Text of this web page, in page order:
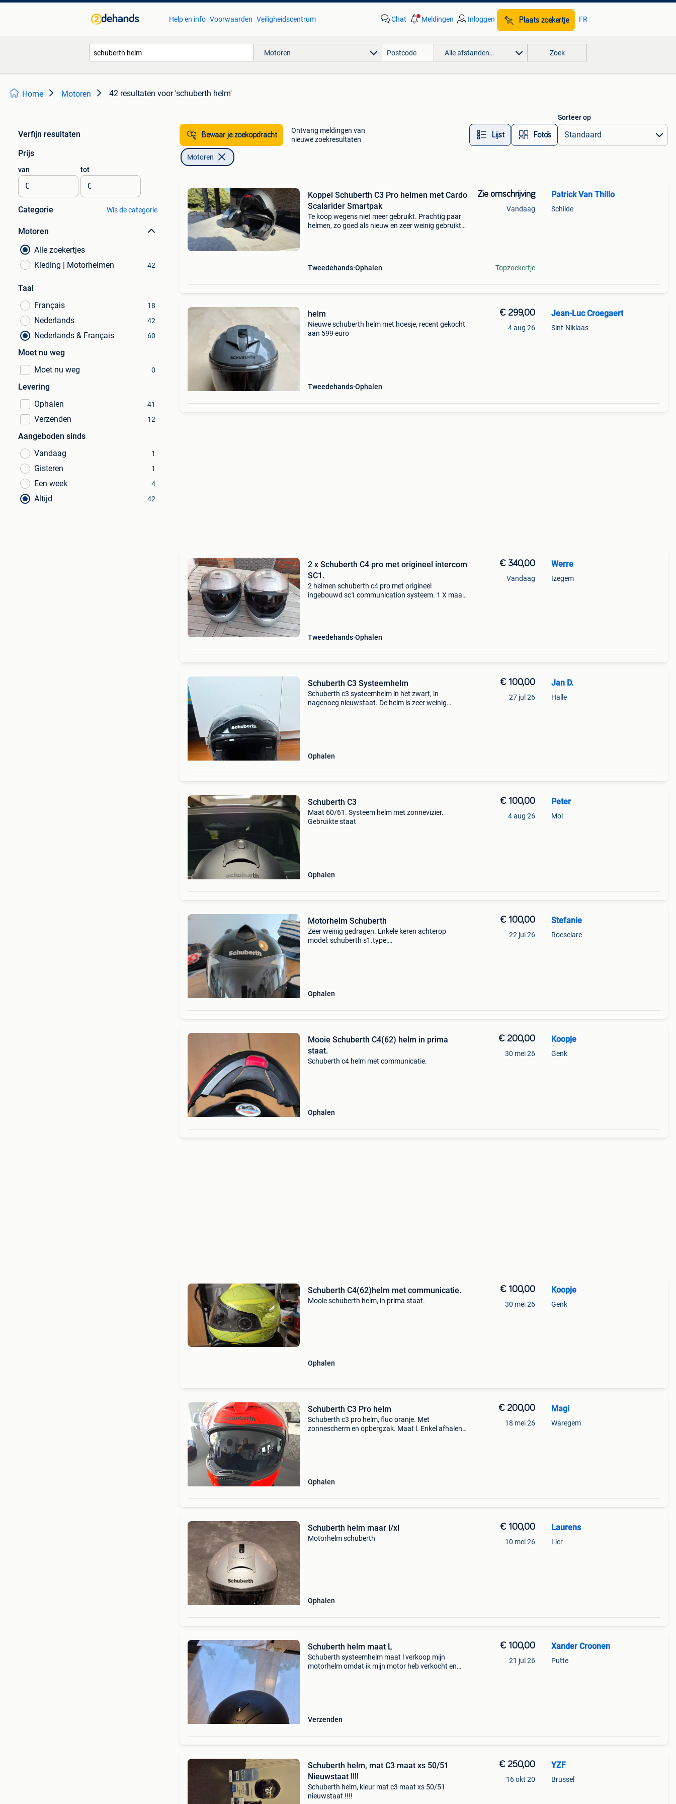
Help en info Voorwaarden Veiligheidscentrum Chat Meldingen Inloggen Plaats zoekertje FR
Motoren Alle afstanden… Zoek
Home Motoren 42 resultaten voor 'schuberth helm'
Verfijn resultaten
Prijs
van
€
tot
€
Categorie Wis de categorie
Motoren
Alle zoekertjes
Kleding | Motorhelmen
42
Taal
Français
18
Nederlands 42
Nederlands & Français 60
Moet nu weg
Moet nu weg
0
Levering
Ophalen
41
Verzenden 12
Aangeboden sinds
Vandaag
1
Gisteren 1
Een week 4
Altijd 42
Bewaar je zoekopdracht
Ontvang meldingen van
nieuwe zoekresultaten
Lijst Foto’s
Sorteer op
Motoren
Koppel Schuberth C3 Pro helmen met Cardo
Scalarider Smartpak
Te koop wegens niet meer gebruikt. Prachtig paar
helmen, zo goed als nieuw en zeer weinig gebruikt.
Tweedehands Ophalen
Zie omschrijving
Vandaag
Topzoekertje
Patrick Van Thillo
Schilde
helm
Nieuwe schuberth helm met hoesje, recent gekocht
aan 599 euro
Tweedehands Ophalen
€ 299,00
4 aug 26
Jean-Luc Croegaert
Sint-Niklaas
2 x Schuberth C4 pro met origineel intercom
SC1.
2 helmen schuberth c4 pro met origineel
ingebouwd sc1 communication systeem. 1 X maat
Tweedehands Ophalen
€ 340,00
Vandaag
Werre
Izegem
Schuberth C3 Systeemhelm
Schuberth c3 systeemhelm in het zwart, in
nagenoeg nieuwstaat. De helm is zeer weinig
Ophalen
€ 100,00
27 jul 26
Jan D.
Halle
Schuberth C3
Maat 60/61. Systeem helm met zonnevizier.
Gebruikte staat
Ophalen
€ 100,00
4 aug 26
Peter
Mol
Motorhelm Schuberth
Zeer weinig gedragen. Enkele keren achterop
model: schuberth s1.type:
Ophalen
€ 100,00
22 jul 26
Stefanie
Roeselare
Mooie Schuberth C4(62) helm in prima
staat.
Schuberth c4 helm met communicatie.
Ophalen
€ 200,00
30 mei 26
Koopje
Genk
Schuberth C4(62)helm met communicatie.
Mooie schuberth helm, in prima staat.
Ophalen
€ 100,00
30 mei 26
Koopje
Genk
Schuberth C3 Pro helm
Schuberth c3 pro helm, fluo oranje. Met
zonnescherm en opbergzak. Maat l. Enkel afhalen
Ophalen
€ 200,00
18 mei 26
Magi
Waregem
Schuberth helm maar l/xl
Motorhelm schuberth
Ophalen
€ 100,00
10 mei 26
Laurens
Lier
Schuberth helm maat L
Schuberth systeemhelm maat l verkoop mijn
motorhelm omdat ik mijn motor heb verkocht en
Verzenden
€ 100,00
21 jul 26
Xander Croonen
Putte
Schuberth helm, mat C3 maat xs 50/51
Nieuwstaat !!!!
Schuberth helm, kleur mat c3 maat xs 50/51
nieuwstaat !!!!
€ 250,00
16 okt 20
YZF
Brussel